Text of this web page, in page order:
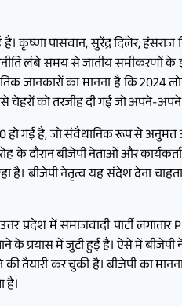
पासवान, सुरेंद्र दिलेर, हंसराज
लंबे समय से जातीय समीकरणों
जानकारों का मानना है कि 2024
को तरजीह दी गई जो अपने-अपने
हो गई है, जो संवैधानिक रूप से
के दौरान बीजेपी नेताओं और
बीजेपी नेतृत्व यह संदेश देना
प्रदेश में समाजवादी पार्टी
के प्रयास में जुटी हुई है। ऐसे में
तैयारी कर चुकी है। बीजेपी का
है।